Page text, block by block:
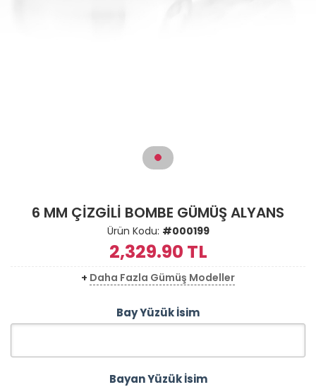
6 MM ÇİZGİLİ BOMBE GÜMÜŞ ALYANS
Ürün Kodu: #000199
2,329.90 TL
+ Daha Fazla Gümüş Modeller
Bay Yüzük İsim
Bayan Yüzük İsim